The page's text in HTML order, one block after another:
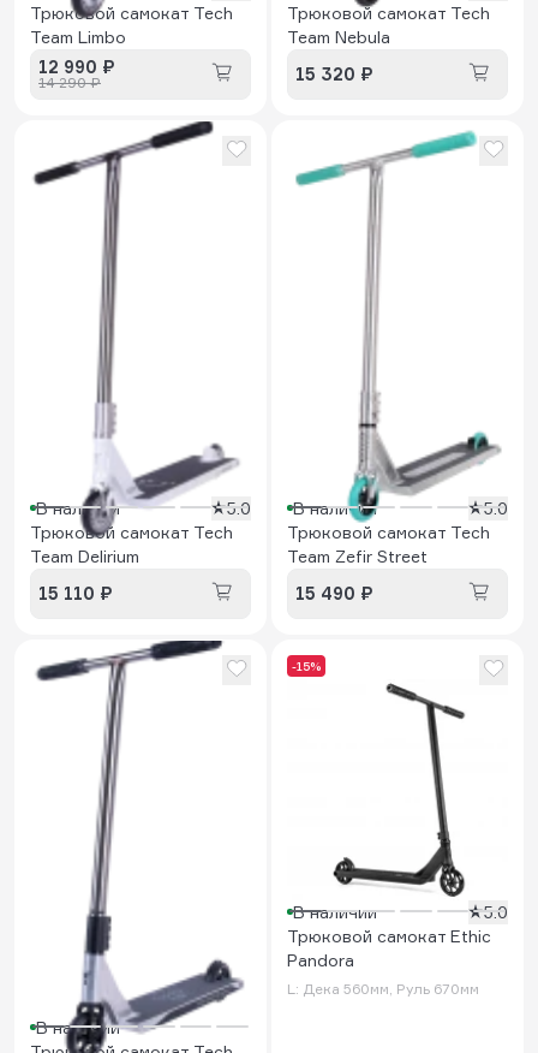
Трюковой самокат Tech
Team Limbo
12 990 ₽
14 290 ₽
Трюковой самокат Tech
Team Nebula
15 320 ₽
В наличии
5.0
Трюковой самокат Tech
Team Delirium
15 110 ₽
В наличии
5.0
Трюковой самокат Tech
Team Zefir Street
15 490 ₽
В наличии
-15%
В наличии
5.0
Трюковой самокат Ethic
Pandora
L: Дека 560мм, Руль 670мм